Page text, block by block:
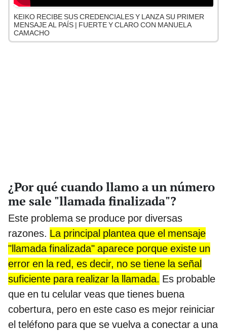
KEIKO RECIBE SUS CREDENCIALES Y LANZA SU PRIMER
MENSAJE AL PAÍS | FUERTE Y CLARO CON MANUELA
CAMACHO
¿Por qué cuando llamo a un número
me sale "llamada finalizada"?
Este problema se produce por diversas
razones. La principal plantea que el mensaje
"llamada finalizada" aparece porque existe un
error en la red, es decir, no se tiene la señal
suficiente para realizar la llamada. Es probable
que en tu celular veas que tienes buena
cobertura, pero en este caso es mejor reiniciar
el teléfono para que se vuelva a conectar a una